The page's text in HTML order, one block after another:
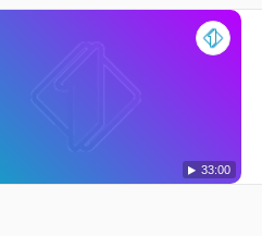
33:00